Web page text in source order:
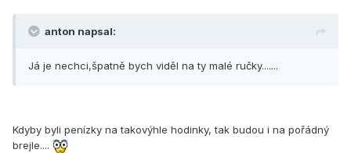
anton napsal:
Já je nechci,špatně bych viděl na ty malé ručky.......
Kdyby byli penízky na takovýhle hodinky, tak budou i na pořádný
brejle....